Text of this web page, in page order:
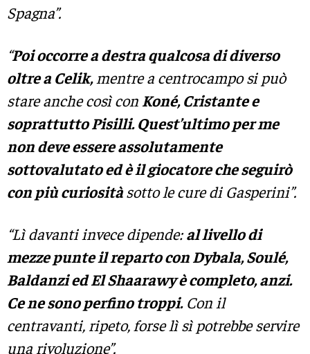
Spagna”.
“Poi occorre a destra qualcosa di diverso
oltre a Celik,mentre a centrocampo si può
stare anche così con Koné, Cristante e
soprattutto Pisilli. Quest’ultimo per me
non deve essere assolutamente
sottovalutato ed è il giocatore che seguirò
con più curiositàsotto le cure di Gasperini”.
“Lì davanti invece dipende:al livello di
mezze punte il reparto con Dybala, Soulé,
Baldanzi ed El Shaarawy è completo, anzi.
Ce ne sono perfino troppi.Con il
centravanti, ripeto, forse lì sì potrebbe servire
una rivoluzione”.